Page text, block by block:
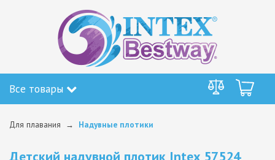
Все товары
Для плавания Надувные плотики
Детский надувной плотик Intex 57524